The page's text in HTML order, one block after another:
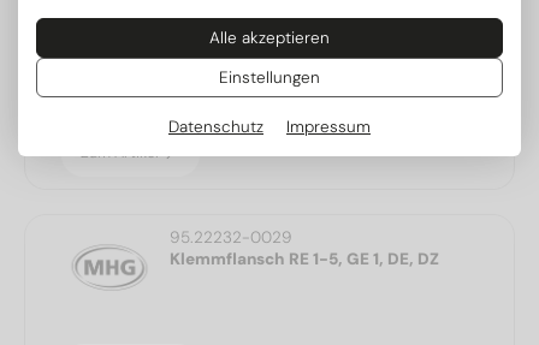
Alle akzeptieren
Einstellungen
Datenschutz Impressum
95.21111-0049
Brennerhaube für DE 1.1-1.3
Zum Artikel
95.22232-0029
Klemmflansch RE 1-5, GE 1, DE, DZ